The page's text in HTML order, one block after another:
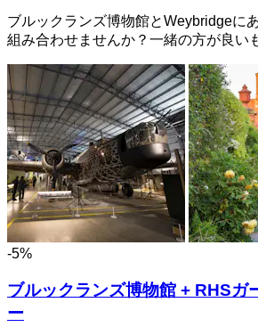
ブルックランズ博物館とWeybridgeに
組み合わせませんか？一緒の方が良い
-5%
ブルックランズ博物館 + RHSガ
ー